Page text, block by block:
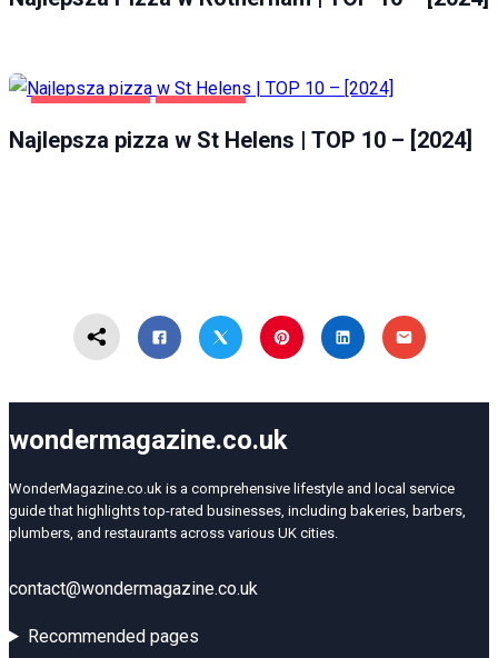
Najlepsza pizza w St Helens | TOP 10 – [2024]
wondermagazine.co.uk
WonderMagazine.co.uk is a comprehensive lifestyle and local service
guide that highlights top-rated businesses, including bakeries, barbers,
plumbers, and restaurants across various UK cities.
contact@wondermagazine.co.uk
Recommended pages